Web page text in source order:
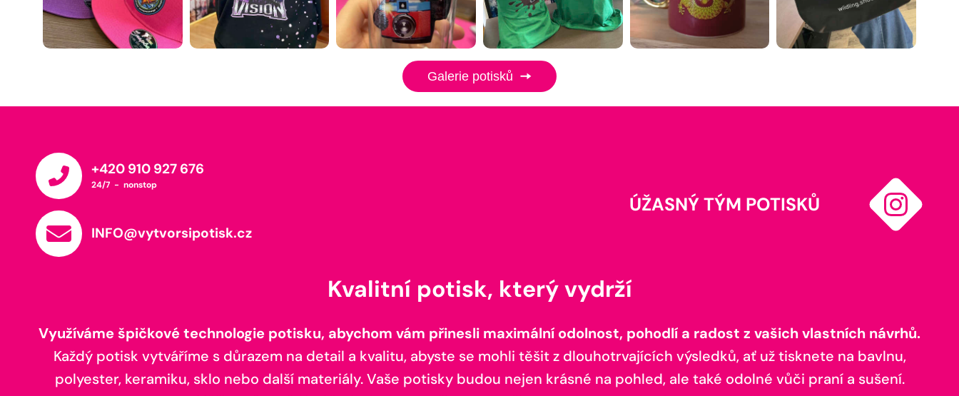
Galerie potisků
+420 910 927 676
24/7 - nonstop
INFO@vytvorsipotisk.cz
ÚŽASNÝ TÝM POTISKŮ
Kvalitní potisk, který vydrží
Využíváme špičkové technologie potisku, abychom vám přinesli maximální odolnost, pohodlí a radost z vašich vlastních návrhů.
Každý potisk vytváříme s důrazem na detail a kvalitu, abyste se mohli těšit z dlouhotrvajících výsledků, ať už tisknete na bavlnu,
polyester, keramiku, sklo nebo další materiály. Vaše potisky budou nejen krásné na pohled, ale také odolné vůči praní a sušení.